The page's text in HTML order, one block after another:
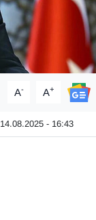
A- A+
14.08.2025 - 16:43